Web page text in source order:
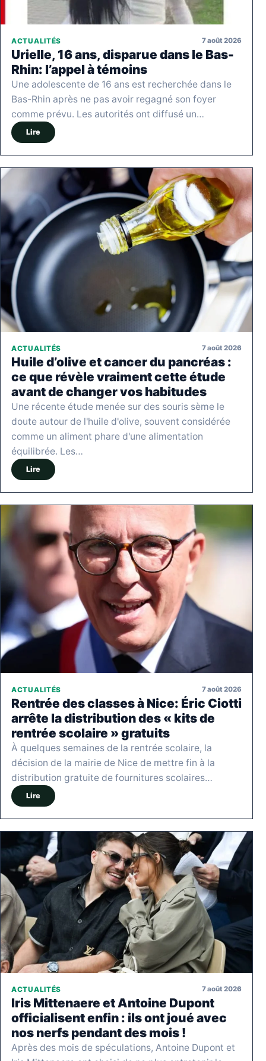
ACTUALITÉS 7 août 2026
Urielle, 16 ans, disparue dans le Bas-
Rhin: l’appel à témoins
Une adolescente de 16 ans est recherchée dans le
Bas-Rhin après ne pas avoir regagné son foyer
comme prévu. Les autorités ont diffusé un…
Lire
ACTUALITÉS 7 août 2026
Huile d’olive et cancer du pancréas :
ce que révèle vraiment cette étude
avant de changer vos habitudes
Une récente étude menée sur des souris sème le
doute autour de l'huile d'olive, souvent considérée
comme un aliment phare d'une alimentation
équilibrée. Les…
Lire
ACTUALITÉS 7 août 2026
Rentrée des classes à Nice: Éric Ciotti
arrête la distribution des « kits de
rentrée scolaire » gratuits
À quelques semaines de la rentrée scolaire, la
décision de la mairie de Nice de mettre fin à la
distribution gratuite de fournitures scolaires…
Lire
ACTUALITÉS 7 août 2026
Iris Mittenaere et Antoine Dupont
officialisent enfin : ils ont joué avec
nos nerfs pendant des mois !
Après des mois de spéculations, Antoine Dupont et